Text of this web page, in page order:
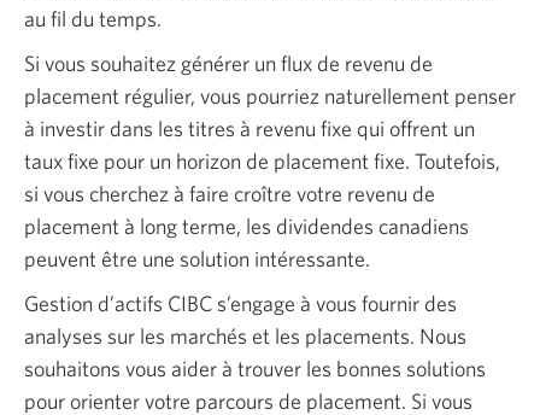
au fil du temps.
Si vous souhaitez générer un flux de revenu de
placement régulier, vous pourriez naturellement penser
à investir dans les titres à revenu fixe qui offrent un
taux fixe pour un horizon de placement fixe. Toutefois,
si vous cherchez à faire croître votre revenu de
placement à long terme, les dividendes canadiens
peuvent être une solution intéressante.
Gestion d’actifs CIBC s’engage à vous fournir des
analyses sur les marchés et les placements. Nous
souhaitons vous aider à trouver les bonnes solutions
pour orienter votre parcours de placement. Si vous